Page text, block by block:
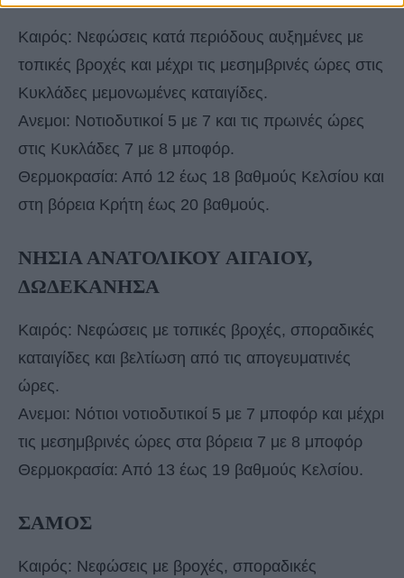
Καιρός: Νεφώσεις κατά περιόδους αυξημένες με
τοπικές βροχές και μέχρι τις μεσημβρινές ώρες στις
Κυκλάδες μεμονωμένες καταιγίδες.
Ανεμοι: Νοτιοδυτικοί 5 με 7 και τις πρωινές ώρες
στις Κυκλάδες 7 με 8 μποφόρ.
Θερμοκρασία: Από 12 έως 18 βαθμούς Κελσίου και
στη βόρεια Κρήτη έως 20 βαθμούς.
ΝΗΣΙΑ ΑΝΑΤΟΛΙΚΟΥ ΑΙΓΑΙΟΥ,
ΔΩΔΕΚΑΝΗΣΑ
Καιρός: Νεφώσεις με τοπικές βροχές, σποραδικές
καταιγίδες και βελτίωση από τις απογευματινές
ώρες.
Ανεμοι: Νότιοι νοτιοδυτικοί 5 με 7 μποφόρ και μέχρι
τις μεσημβρινές ώρες στα βόρεια 7 με 8 μποφόρ
Θερμοκρασία: Από 13 έως 19 βαθμούς Κελσίου.
ΣΑΜΟΣ
Καιρός: Νεφώσεις με βροχές, σποραδικές